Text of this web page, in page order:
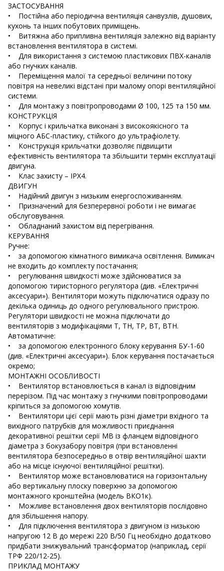
ЗАСТОСУВАННЯ
• Постійна або періодична вентиляція санвузлів, душових,
кухонь та інших побутових приміщень.
• Витяжна або припливна вентиляція залежно від варіанту
встановлення вентилятора в системі.
• Для використання з системою пластикових ПВХ-каналів
або гнучких каналів.
• Переміщення малої та середньої величини потоку
повітря на невеликі відстані при малому опорі вентиляційної
системи.
• Для монтажу з повітропроводами Ø 100, 125 та 150 мм.
КОНСТРУКЦІЯ
• Корпус і крильчатка виконані з високоякісного та
міцного АБС-пластику, стійкого до ультрафіолету.
• Конструкція крильчатки дозволяє підвищити
ефективність вентилятора та збільшити термін експлуатації
двигуна.
• Клас захисту – IPX4.
ДВИГУН
• Надійний двигун з низьким енергоспоживанням.
• Призначений для безперервної роботи і не вимагає
обслуговування.
• Обладнаний захистом від перегрівання.
КЕРУВАННЯ
Ручне:
• за допомогою кімнатного вимикача освітлення. Вимикач
не входить до комплекту постачання;
• регулювання швидкості може здійснюватися за
допомогою тиристорного регулятора (див. «Електричні
аксесуари»). Вентилятори можуть підключатися одразу по
декілька одиниць до одного регулювального пристрою.
Регулятори швидкості не можна підключати до
вентиляторів з модифікаціями Т, ТН, ТР, ВТ, ВТН.
Автоматичне:
• за допомогою електронного блоку керування БУ-1-60
(див. «Електричні аксесуари»). Блок керування постачається
окремо;
МОНТАЖНІ ОСОБЛИВОСТІ
• Вентилятор встановлюється в канал із відповідним
перерізом. Під час монтажу з гнучкими повітропроводами
кріпиться за допомогою хомутів.
• Вентилятори цієї серії мають різні діаметри вхідного та
вихідного патрубків для можливості приєднання
декоративної решітки серії МВ із фланцем відповідного
діаметра з бокузабору повітря (при встановленні
вентилятора безпосередньо в отвір вентиляційної шахти
або на місце існуючої вентиляційної решітки).
• Вентилятор може встановлюватися на горизонтальну
або вертикальну плоску поверхню за допомогою
монтажного кронштейна (модель ВКО1к).
• Можливе встановлення двох вентиляторів послідовно
для збільшення напору.
• Для підключення вентилятора з двигуном із низькою
напругою 12 В до мережі 220 В/50 Гц необхідно додатково
придбати знижувальний трансформатор (наприклад, серії
ТРФ 220/12-25).
ПРИКЛАД МОНТАЖУ